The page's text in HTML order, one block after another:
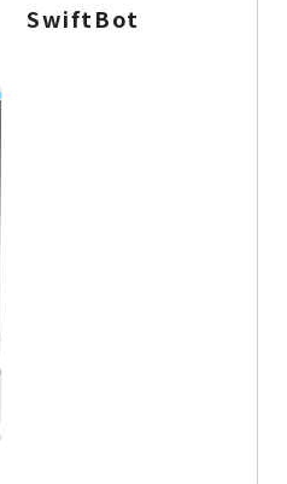
SwiftBot